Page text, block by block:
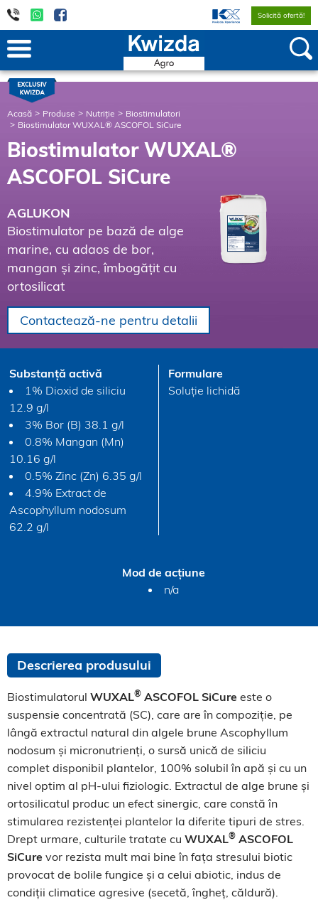
Solicită ofertă!
Acasă Produse Nutriție
Biostimulatori
Biostimulator WUXAL® ASCOFOL SiCure
Biostimulator WUXAL®
ASCOFOL SiCure
AGLUKON
Biostimulator pe bază de alge
marine, cu adaos de bor,
mangan și zinc, îmbogățit cu
ortosilicat
Contactează-ne pentru detalii
Substanță activă
1% Dioxid de siliciu
12.9 g/l
3% Bor (B) 38.1 g/l
0.8% Mangan (Mn)
10.16 g/l
0.5% Zinc (Zn) 6.35 g/l
4.9% Extract de
Ascophyllum nodosum
62.2 g/l
Formulare
Soluție lichidă
Mod de acțiune
n/a
Descrierea produsului
Biostimulatorul WUXAL® ASCOFOL SiCure este o
suspensie concentrată (SC), care are în compoziție, pe
lângă extractul natural din algele brune Ascophyllum
nodosum și micronutrienți, o sursă unică de siliciu
complet disponibil plantelor, 100% solubil în apă și cu un
nivel optim al pH-ului fiziologic. Extractul de alge brune și
ortosilicatul produc un efect sinergic, care constă în
stimularea rezistenței plantelor la diferite tipuri de stres.
Drept urmare, culturile tratate cu WUXAL® ASCOFOL
SiCure vor rezista mult mai bine în fața stresului biotic
provocat de bolile fungice și a celui abiotic, indus de
condiții climatice agresive (secetă, îngheț, căldură).